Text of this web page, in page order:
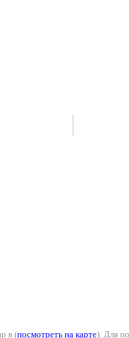
в (посмотреть на карте). Для